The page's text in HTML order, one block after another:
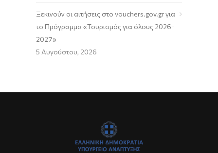
Ξεκινούν οι αιτήσεις στο vouchers.gov.gr για
το Πρόγραμμα «Τουρισμός για όλους 2026-
2027»
5 Αυγούστου, 2026